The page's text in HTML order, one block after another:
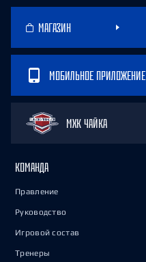
МАГАЗИН
МОБИЛЬНОЕ ПРИЛОЖЕНИЕ
МХК ЧАЙКА
КОМАНДА
Правление
Руководство
Игровой состав
Тренеры